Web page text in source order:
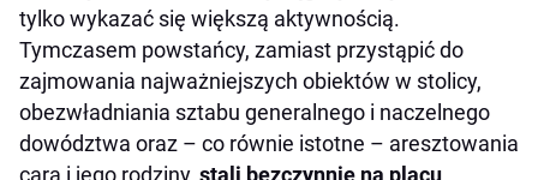
tylko wykazać się większą aktywnością.
Tymczasem powstańcy, zamiast przystąpić do
zajmowania najważniejszych obiektów w stolicy,
obezwładniania sztabu generalnego i naczelnego
dowództwa oraz – co równie istotne – aresztowania
cara i jego rodziny, stali bezczynnie na placu